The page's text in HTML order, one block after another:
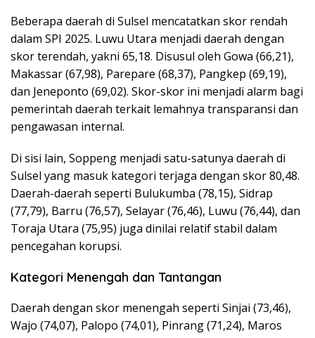
Beberapa daerah di Sulsel mencatatkan skor rendah
dalam SPI 2025. Luwu Utara menjadi daerah dengan
skor terendah, yakni 65,18. Disusul oleh Gowa (66,21),
Makassar (67,98), Parepare (68,37), Pangkep (69,19),
dan Jeneponto (69,02). Skor-skor ini menjadi alarm bagi
pemerintah daerah terkait lemahnya transparansi dan
pengawasan internal.
Di sisi lain, Soppeng menjadi satu-satunya daerah di
Sulsel yang masuk kategori terjaga dengan skor 80,48.
Daerah-daerah seperti Bulukumba (78,15), Sidrap
(77,79), Barru (76,57), Selayar (76,46), Luwu (76,44), dan
Toraja Utara (75,95) juga dinilai relatif stabil dalam
pencegahan korupsi.
Kategori Menengah dan Tantangan
Daerah dengan skor menengah seperti Sinjai (73,46),
Wajo (74,07), Palopo (74,01), Pinrang (71,24), Maros